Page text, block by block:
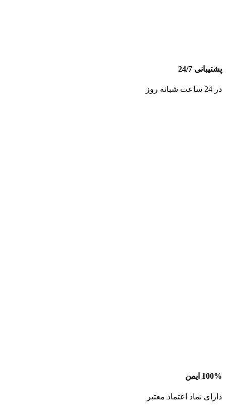
پشتیبانی 24/7
در 24 ساعت شبانه روز
100% ایمن
دارای نماد اعتماد معتبر